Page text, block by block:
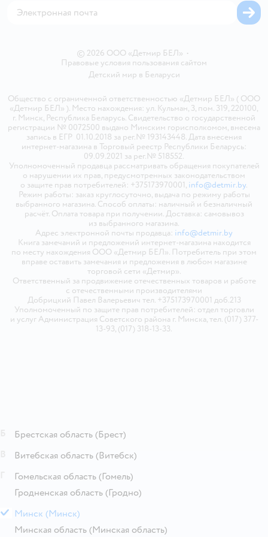
© 2026 ООО «Детмир БЕЛ» •
Правовые условия пользования сайтом
Детский мир в Беларуси
Общество с ограниченной ответственностью «Детмир БЕЛ» ( ООО
«Детмир БЕЛ» ). Место нахождения: ул. Кульман, 3, пом. 319, 220100,
г. Минск, Республика Беларусь. Свидетельство о государственной
регистрации № 0072500 выдано Минским горисполкомом, внесена
запись в ЕГР 01.10.2018 за рег.№ 193143448. Дата внесения
интернет-магазина в Торговый реестр Республики Беларусь:
09.09.2021 за рег.№ 518552.
Уполномоченный продавца рассматривать обращения покупателей
о нарушении их прав, предусмотренных законодательством
о защите прав потребителей: +375173970001, info@detmir.by.
Режим работы: заказ круглосуточно, выдача по режиму работы
выбранного магазина. Способ оплаты: наличный и безналичный
расчёт. Оплата товара при получении. Доставка: самовывоз
из выбранного магазина.
Адрес электронной почты продавца: info@detmir.by
Книга замечаний и предложений интернет-магазина находится
по месту нахождения ООО «Детмир БЕЛ». Потребитель при этом
вправе оставить замечания и предложения в любом магазине
торговой сети «Детмир».
Ответственный за продвижение отечественных товаров и работе
с отечественными производителями
Добрицкий Павел Валерьевич тел. +375173970001 доб.213
Уполномоченный по защите прав потребителей: отдел торговли
и услуг Администрация Советского района г. Минска, тел. (017) 377-
13-93, (017) 318-13-33.
Брестская область (Брест)
Витебская область (Витебск)
Гомельская область (Гомель)
Гродненская область (Гродно)
М Минск (Минск)
Минская область (Минская область)